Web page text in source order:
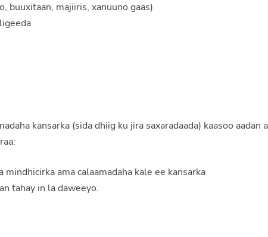
buuxitaan, majiiris, xanuuno gaas)
kansarka (sida dhiig ku jira saxaradaada) kaasoo aadan
ama calaamadaha kale ee kansarka
tahay in la daweeyo.